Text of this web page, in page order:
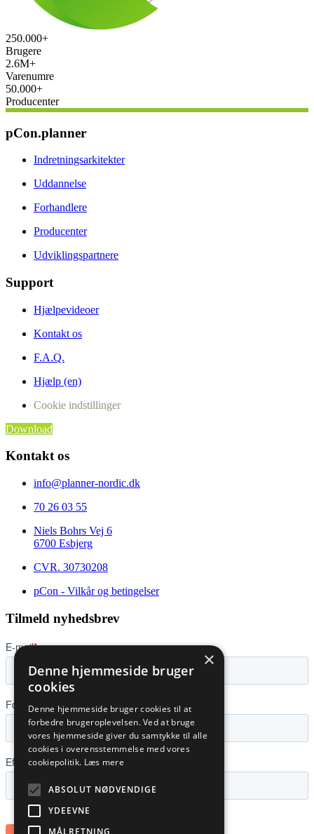
250.000+
Brugere
2.6M+
Varenumre
50.000+
Producenter
pCon.planner
Indretningsarkitekter
Uddannelse
Forhandlere
Producenter
Udviklingspartnere
Support
Hjælpevideoer
Kontakt os
F.A.Q.
Hjælp (en)
Cookie indstillinger
Download
Kontakt os
info@planner-nordic.dk
70 26 03 55
Niels Bohrs Vej 6
6700 Esbjerg
CVR. 30730208
pCon - Vilkår og betingelser
Tilmeld nyhedsbrev
×
Denne hjemmeside bruger
cookies
Denne hjemmeside bruger cookies til at
forbedre brugeroplevelsen. Ved at bruge
vores hjemmeside giver du samtykke til alle
cookies i overensstemmelse med vores
cookiepolitik. Læs mere
ABSOLUT NØDVENDIGE
YDEEVNE
MÅLRETNING